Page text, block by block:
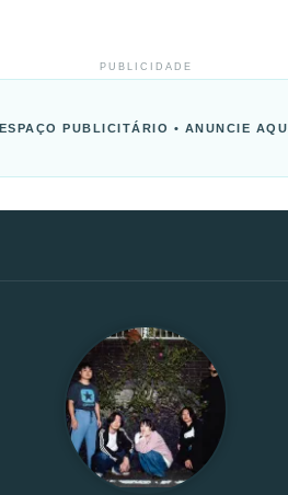
PUBLICIDADE
ESPAÇO PUBLICITÁRIO • ANUNCIE AQUI